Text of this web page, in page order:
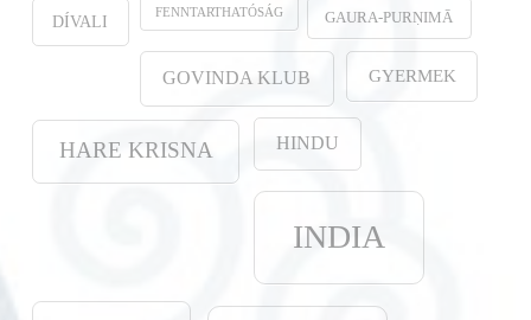
DÍVALI FENNTARTHATÓSÁG GAURA-PURṆIMĀ
GOVINDA KLUB GYERMEK
HARE KRISNA HINDU
INDIA